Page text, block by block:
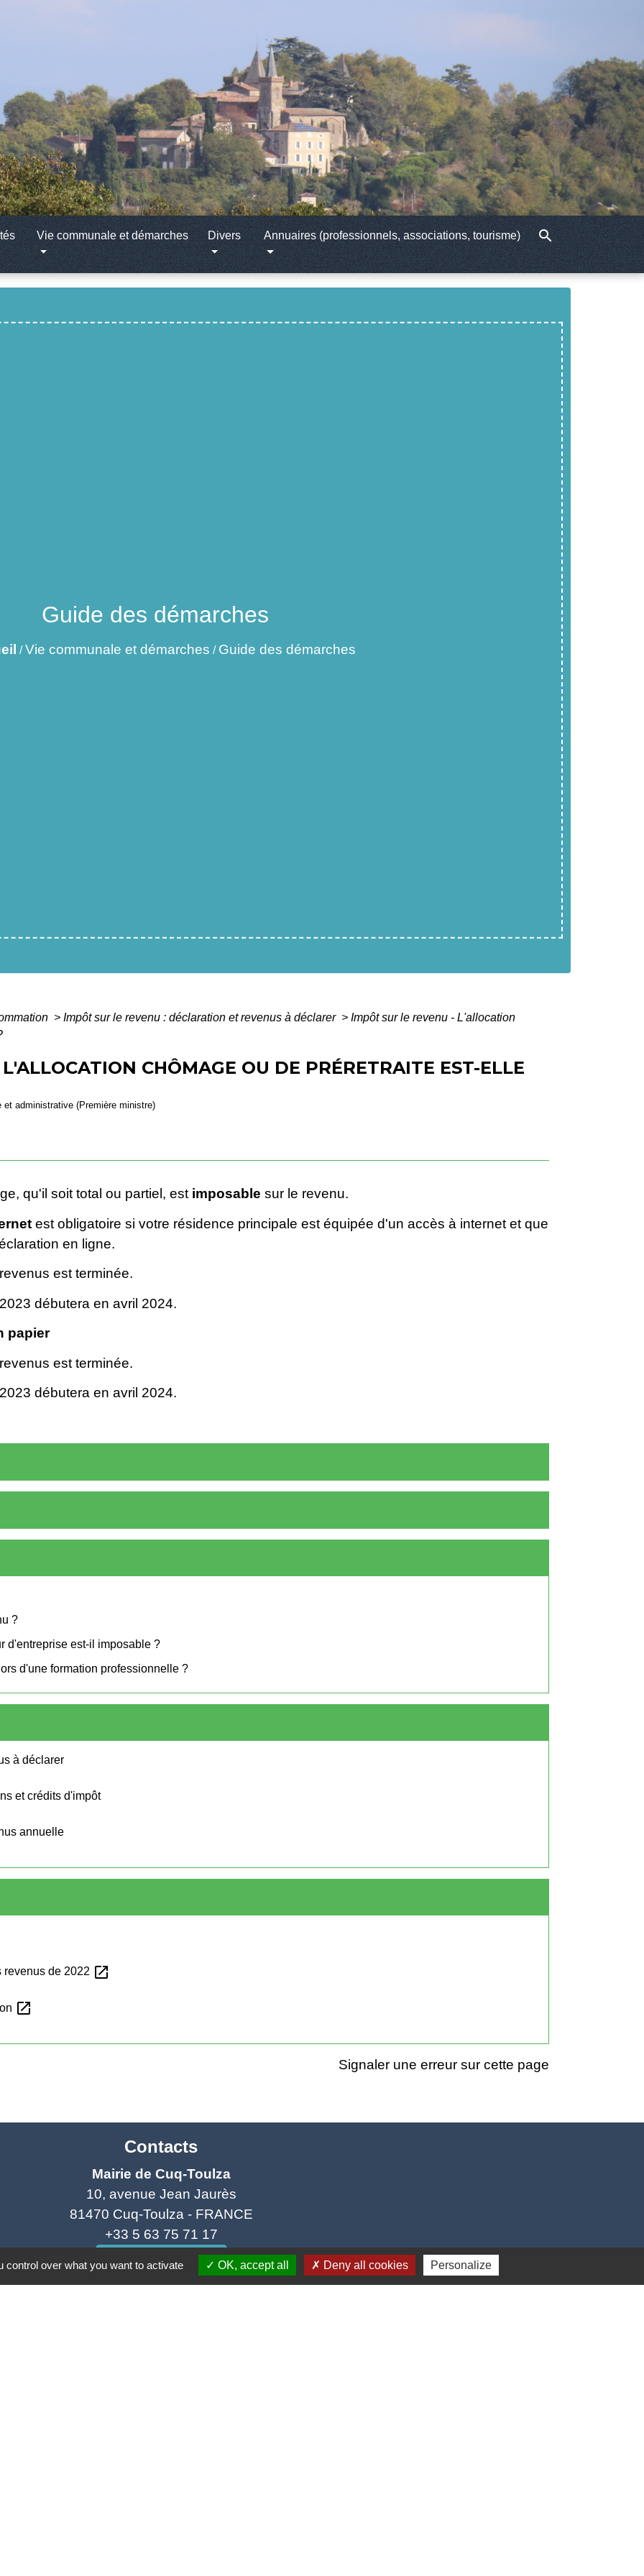
Vie communale et démarches Divers Annuaires (professionnels, associations, tourisme) search
Guide des démarches
/Vie communale et démarches / Guide des démarches
> Impôt sur le revenu : déclaration et revenus à déclarer > Impôt sur le revenu - L'allocation
CHÔMAGE OU DE PRÉRETRAITE EST-ELLE
administrative (Première ministre)
qu'il soit total ou partiel, est imposable sur le revenu.
est obligatoire si votre résidence principale est équipée d'un accès à internet et que
en ligne.
est terminée.
débutera en avril 2024.
papier
est terminée.
débutera en avril 2024.
?
d'entreprise est-il imposable ?
d'une formation professionnelle ?
à déclarer
et crédits d'impôt
annuelle
revenus de 2022 open_in_new
open_in_new
Signaler une erreur sur cette page
Contacts
Mairie de Cuq-Toulza
10, avenue Jean Jaurès
81470 Cuq-Toulza - FRANCE
+33 5 63 75 71 17
Contact par formulaire
over what you want to activate OK, accept all Deny all cookies Personalize